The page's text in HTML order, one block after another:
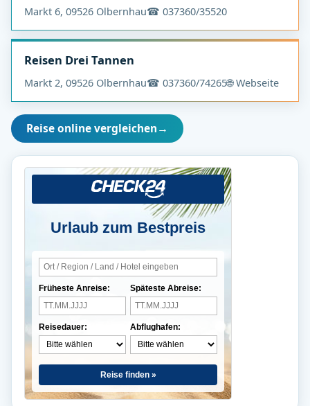
Markt 6, 09526 Olbernhau☎ 037360/35520
Reisen Drei Tannen
Markt 2, 09526 Olbernhau☎ 037360/74265🌐 Webseite
Reise online vergleichen→
Urlaub zum Bestpreis
Früheste Anreise:
Reisedauer:
Späteste Abreise:
Abflughafen:
Reise finden »